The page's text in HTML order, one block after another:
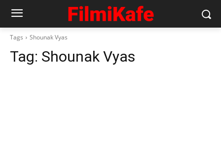
Tags Shounak Vyas
Tag: Shounak Vyas